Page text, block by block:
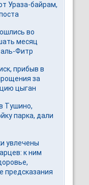
Ураза-байрам,
во
месяц
Фитр
прибыв в
за
цыган
Тушино,
парка, дали
увлечены
к ним
предсказания